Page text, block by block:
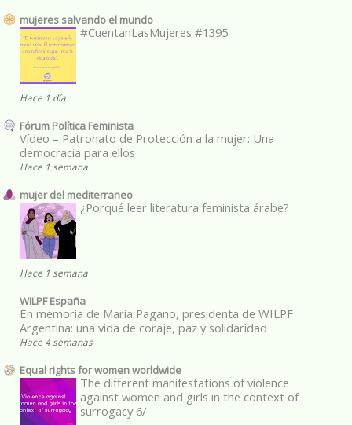
mujeres salvando el mundo
#CuentanLasMujeres #1395
Hace 1 día
Fórum Política Feminista
Vídeo – Patronato de Protección a la mujer: Una
democracia para ellos
Hace 1 semana
mujer del mediterraneo
¿Porqué leer literatura feminista árabe?
Hace 1 semana
WILPF España
En memoria de María Pagano, presidenta de WILPF
Argentina: una vida de coraje, paz y solidaridad
Hace 4 semanas
Equal rights for women worldwide
The different manifestations of violence
against women and girls in the context of
surrogacy 6/